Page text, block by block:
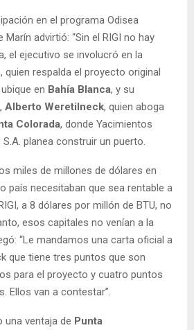
en el programa Odisea
Marín advirtió: “Sin el RIGI no hay
el ejecutivo se involucró en la
, quien respalda el proyecto original
en Bahía Blanca, y su
Alberto Weretilneck, quien aboga
Colorada, donde Yacimientos
planea construir un puerto.
miles de millones de dólares en
país necesitaban que sea rentable a
a 8 dólares por millón de BTU, no
esos capitales no venían a la
“Le mandamos una carta oficial a
que tiene tres puntos que son
para el proyecto y cuatro puntos
Ellos van a contestar”.
una ventaja de Punta